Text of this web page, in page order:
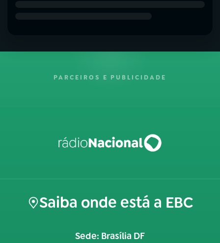
PARCEIROS E PUBLICIDADE
Saiba onde está a EBC
Sede: Brasília DF